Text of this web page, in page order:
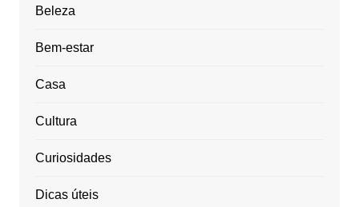
Beleza
Bem-estar
Casa
Cultura
Curiosidades
Dicas úteis